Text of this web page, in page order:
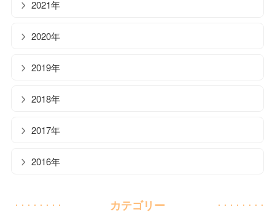
2021年
2020年
2019年
2018年
2017年
2016年
カテゴリー